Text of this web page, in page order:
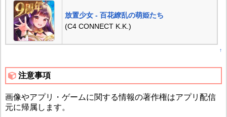
放置少女 - 百花繚乱の萌姫たち
(C4 CONNECT K.K.)
↑
注意事項
画像やアプリ・ゲームに関する情報の著作権はアプリ配信
元に帰属します。